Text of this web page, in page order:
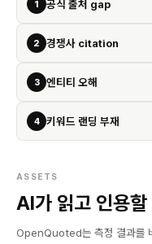
1 공식 출처 gap
2 경쟁사 citation
3 엔티티 오해
4 키워드 랜딩 부재
ASSETS
AI가 읽고 인용
OpenQuoted는 측정 결과를